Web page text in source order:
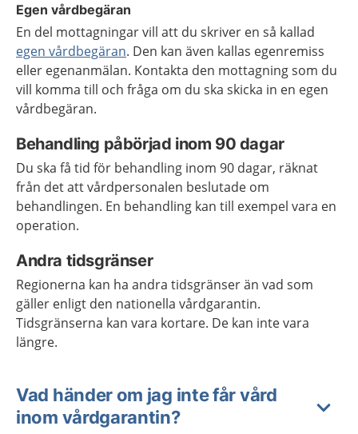
Egen vårdbegäran
En del mottagningar vill att du skriver en så kallad
egen vårdbegäran. Den kan även kallas egenremiss
eller egenanmälan. Kontakta den mottagning som du
vill komma till och fråga om du ska skicka in en egen
vårdbegäran.
Behandling påbörjad inom 90 dagar
Du ska få tid för behandling inom 90 dagar, räknat
från det att vårdpersonalen beslutade om
behandlingen. En behandling kan till exempel vara en
operation.
Andra tidsgränser
Regionerna kan ha andra tidsgränser än vad som
gäller enligt den nationella vårdgarantin.
Tidsgränserna kan vara kortare. De kan inte vara
längre.
Vad händer om jag inte får vård
inom vårdgarantin?